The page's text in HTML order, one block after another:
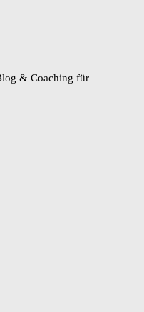
& Coaching für